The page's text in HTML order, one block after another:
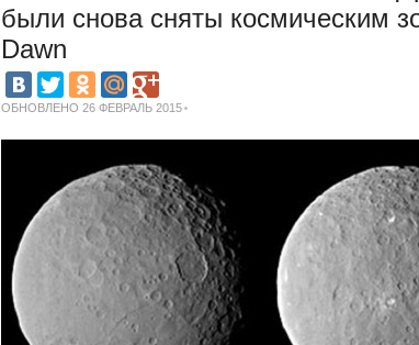
были снова сняты космическим
Dawn
ОБНОВЛЕНО 26 ФЕВРАЛЬ 2015